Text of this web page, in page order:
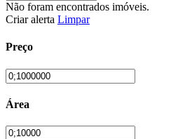
Não foram encontrados imóveis.
Criar alerta Limpar
Preço
Área